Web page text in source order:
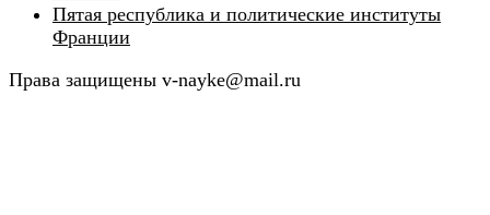
Пятая республика и политические институты
Франции
Права защищены v-nayke@mail.ru